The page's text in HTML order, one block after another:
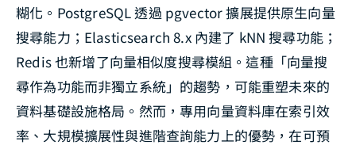
糊化。PostgreSQL 透過 pgvector 擴展提供原生向量
搜尋能力；Elasticsearch 8.x 內建了 kNN 搜尋功能；
Redis 也新增了向量相似度搜尋模組。這種「向量搜
尋作為功能而非獨立系統」的趨勢，可能重塑未來的
資料基礎設施格局。然而，專用向量資料庫在索引效
率、大規模擴展性與進階查詢能力上的優勢，在可預